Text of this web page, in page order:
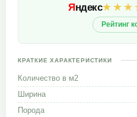
Яндекс
Рейтинг
КРАТКИЕ ХАРАКТЕРИСТИКИ
Количество в м2
Ширина
Порода